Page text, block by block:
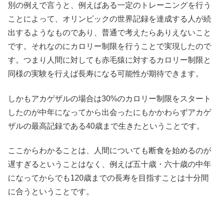
別の例えで言うと、例えばある一定のトレーニングを行う
ことによって、オリンピックの世界記録を達成する人が続
出するようなものであり、普通で考えたらありえないこと
です。それなのにカロリー制限を行うことで実現したので
す。つまり人間に対しても赤毛猿に対するカロリー制限と
同様の実験を行えば長寿になる可能性が期待できます。
しかもアカゲザルの場合は30%のカロリー制限をスタート
したのが中年になってから出会ったにもかかわらずアカゲ
ザルの最高記録である40歳まで生きたということです。
ここからわかることは、人間についても断食を始めるのが
遅すぎるということはなく、例えば五十歳・六十歳の中年
になってからでも120歳までの長寿を目指すことは十分間
に合うということです。